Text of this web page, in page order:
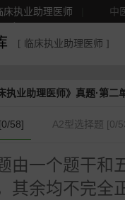
床执业助理医师
中
[ 临床执业助理医师 ]
执业助理医师》真题·第二
0/58] A2型选择题 [0/
由一个题干和
其余均不完全